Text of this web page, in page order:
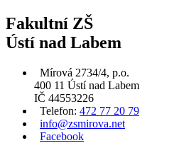
Fakultní ZŠ
Ústí nad Labem
Mírová 2734/4, p.o.
400 11 Ústí nad Labem
IČ 44553226
Telefon: 472 77 20 79
info@zsmirova.net
Facebook